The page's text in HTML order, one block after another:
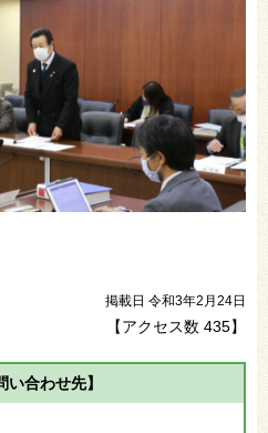
掲載日 令和3年2月24日
【アクセス数 435】
い合わせ先】